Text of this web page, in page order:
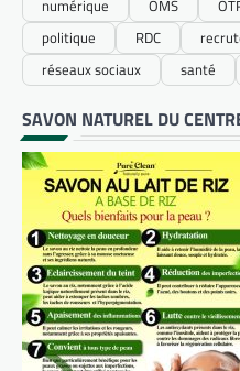
numérique OMS
politique
RDC
réseaux sociaux
santé
SAVON NATUREL DU